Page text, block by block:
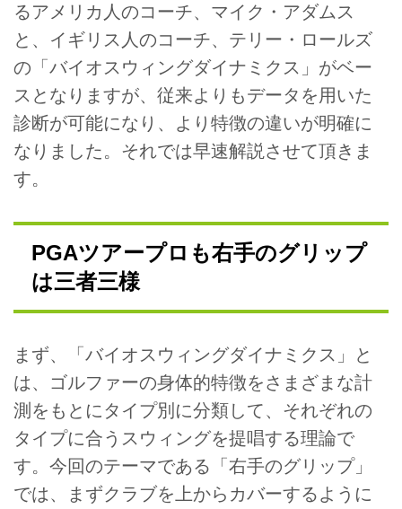
るアメリカ人のコーチ、マイク・アダムス
と、イギリス人のコーチ、テリー・ロールズ
の「バイオスウィングダイナミクス」がベー
スとなりますが、従来よりもデータを用いた
診断が可能になり、より特徴の違いが明確に
なりました。それでは早速解説させて頂きま
す。
PGAツアープロも右手のグリップ
は三者三様
まず、「バイオスウィングダイナミクス」と
は、ゴルファーの身体的特徴をさまざまな計
測をもとにタイプ別に分類して、それぞれの
タイプに合うスウィングを提唱する理論で
す。今回のテーマである「右手のグリップ」
では、まずクラブを上からカバーするように